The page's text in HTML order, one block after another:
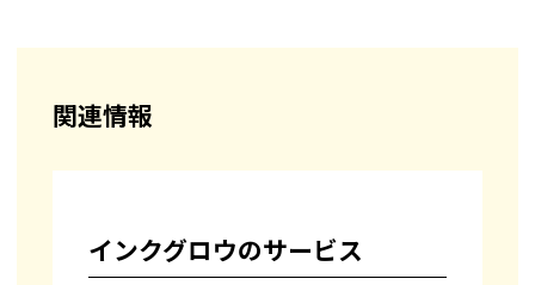
関連情報
インクグロウのサービス